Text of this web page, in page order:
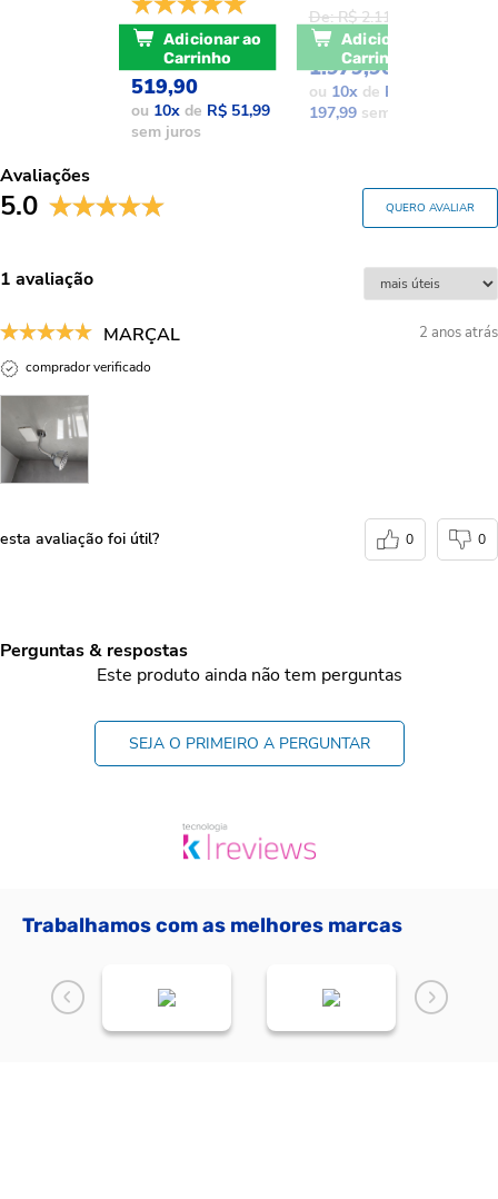
De: R$ 741,17
POR: R$
519,90
ou 10xde R$ 51,99
sem juros
Adicionar ao
Carrinho
De: R$ 2.111,37
POR: R$
1.979,90
ou 10xde R$
197,99sem juros
Adicionar ao
Carrinho
Avaliações
5.0 QUERO AVALIAR
1 avaliação
MARÇAL 2 anos atrás
comprador verificado
esta avaliação foi útil? 0 0
Perguntas & respostas
Este produto ainda não tem perguntas
SEJA O PRIMEIRO A PERGUNTAR
Trabalhamos com as melhores marcas